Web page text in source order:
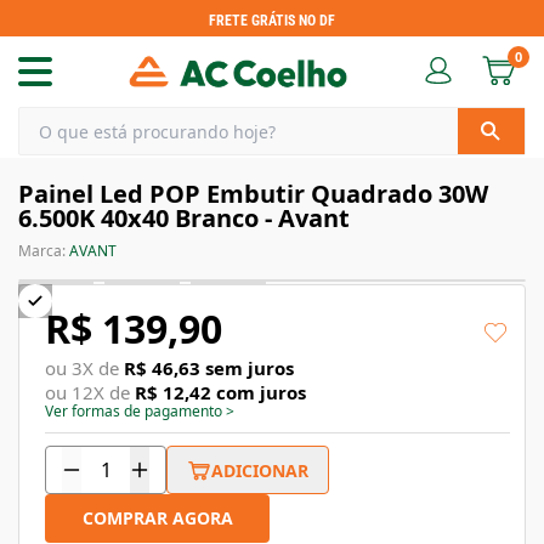
FRETE GRÁTIS NO DF
0
Painel Led POP Embutir Quadrado 30W
6.500K 40x40 Branco - Avant
Marca:AVANT
R$ 139,90
ou 3X de R$ 46,63 sem juros
ou 12X de R$ 12,42 com juros
Ver formas de pagamento>
ADICIONAR
COMPRAR AGORA